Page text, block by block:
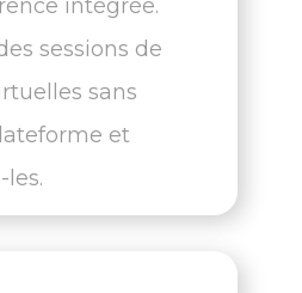
intégrée.
sessions de
sans
et
les.